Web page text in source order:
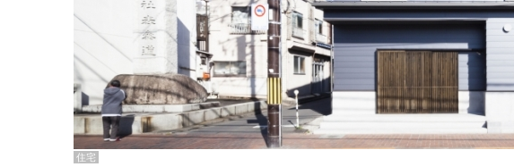
住宅